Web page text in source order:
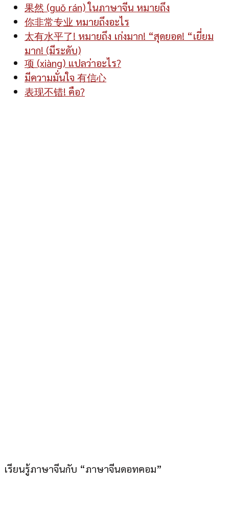
果然 (guǒ rán) ในภาษาจีน หมายถึง
你非常专业 หมายถึงอะไร
太有水平了! หมายถึง เก่งมาก! “สุดยอด! “เยี่ยม
มาก! (มีระดับ)
项 (xiàng) แปลว่าอะไร?
มีความมั่นใจ 有信心
表现不错! คือ?
เรียนรู้ภาษาจีนกับ “ภาษาจีนดอทคอม”